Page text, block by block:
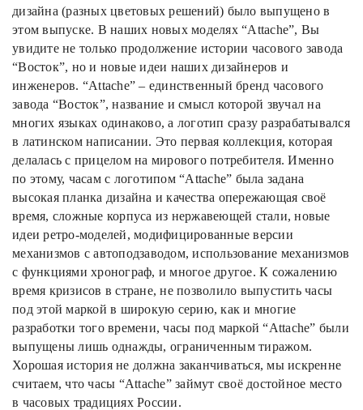
дизайна (разных цветовых решений) было выпущено в
этом выпуске. В наших новых моделях “Attache”, Вы
увидите не только продолжение истории часового завода
“Восток”, но и новые идеи наших дизайнеров и
инженеров. “Attache” – единственный бренд часового
завода “Восток”, название и смысл которой звучал на
многих языках одинаково, а логотип сразу разрабатывался
в латинском написании. Это первая коллекция, которая
делалась с прицелом на мирового потребителя. Именно
по этому, часам с логотипом “Attache” была задана
высокая планка дизайна и качества опережающая своё
время, сложные корпуса из нержавеющей стали, новые
идеи ретро-моделей, модифицированные версии
механизмов с автоподзаводом, использование механизмов
с функциями хронограф, и многое другое. К сожалению
время кризисов в стране, не позволило выпустить часы
под этой маркой в широкую серию, как и многие
разработки того времени, часы под маркой “Attache” были
выпущены лишь однажды, ограниченным тиражом.
Хорошая история не должна заканчиваться, мы искренне
считаем, что часы “Attache” займут своё достойное место
в часовых традициях России.